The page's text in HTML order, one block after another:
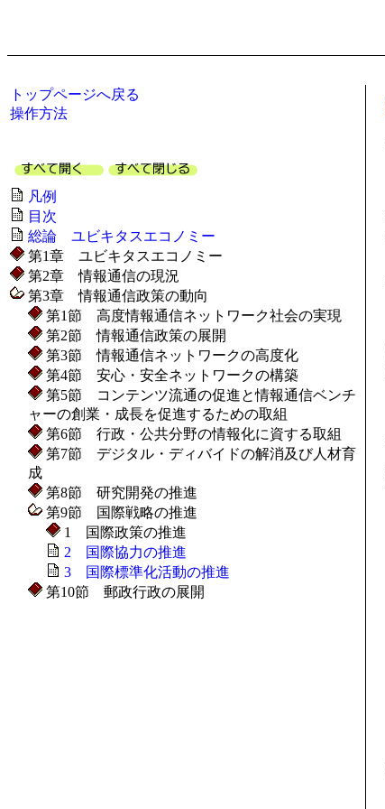
トップページへ戻る
操作方法
凡例
目次
総論 ユビキタスエコノミー
第1章 ユビキタスエコノミー
第2章 情報通信の現況
第3章 情報通信政策の動向
第1節 高度情報通信ネットワーク社会の実現
第2節 情報通信政策の展開
第3節 情報通信ネットワークの高度化
第4節 安心・安全ネットワークの構築
第5節 コンテンツ流通の促進と情報通信ベンチ
ャーの創業・成長を促進するための取組
第6節 行政・公共分野の情報化に資する取組
第7節 デジタル・ディバイドの解消及び人材育
成
第8節 研究開発の推進
第9節 国際戦略の推進
1 国際政策の推進
2 国際協力の推進
3 国際標準化活動の推進
第10節 郵政行政の展開